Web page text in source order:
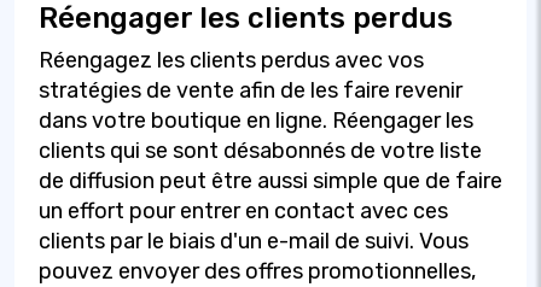
Réengager les clients perdus
Réengagez les clients perdus avec vos
stratégies de vente afin de les faire revenir
dans votre boutique en ligne. Réengager les
clients qui se sont désabonnés de votre liste
de diffusion peut être aussi simple que de faire
un effort pour entrer en contact avec ces
clients par le biais d'un e-mail de suivi. Vous
pouvez envoyer des offres promotionnelles,